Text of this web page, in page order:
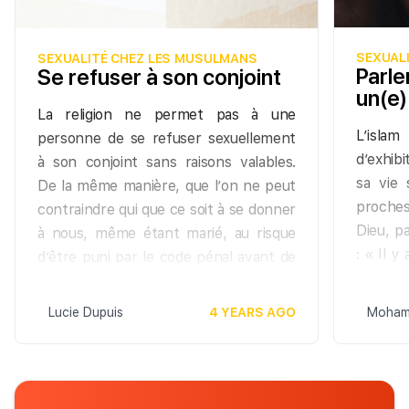
Le reste est laissé à l’appréciation de
nu
ne
Daoud).
SEXUALITÉ CHEZ LES MUSULMANS
Se refuser à son conjoint
La religion ne permet pas à une
personne de se refuser sexuellement
à son conjoint sans raisons valables.
De la même manière, que l’on ne peut
contraindre qui que ce soit à se donner
à nous, même étant marié, au risque
d’être puni par le code pénal avant de
Lucie Dupuis 4 YEARS AGO
sa vie
Dieu,
: « II y
ô